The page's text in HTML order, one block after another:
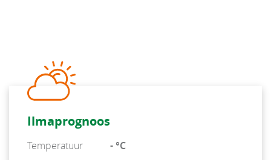
Ilmaprognoos
Temperatuur
- °C